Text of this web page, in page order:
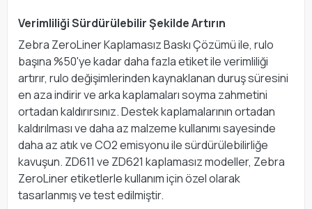
Verimliliği Sürdürülebilir Şekilde Artırın
Zebra ZeroLiner Kaplamasız Baskı Çözümü ile, rulo
başına %50'ye kadar daha fazla etiket ile verimliliği
artırır, rulo değişimlerinden kaynaklanan duruş süresini
en aza indirir ve arka kaplamaları soyma zahmetini
ortadan kaldırırsınız. Destek kaplamalarının ortadan
kaldırılması ve daha az malzeme kullanımı sayesinde
daha az atık ve CO2 emisyonu ile sürdürülebilirliğe
kavuşun. ZD611 ve ZD621 kaplamasız modeller, Zebra
ZeroLiner etiketlerle kullanım için özel olarak
tasarlanmış ve test edilmiştir.